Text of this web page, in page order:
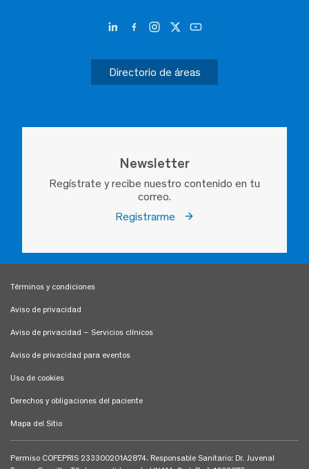
Directorio de áreas
Newsletter
Regístrate y recibe nuestro contenido en tu
correo.
Registrarme
Términos y condiciones
Aviso de privacidad
Aviso de privacidad – Servicios clínicos
Aviso de privacidad para eventos
Uso de cookies
Derechos y obligaciones del paciente
Mapa del Sitio
Permiso COFEPRIS 233300201A2874. Responsable Sanitario: Dr. Juvenal